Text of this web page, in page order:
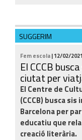
SUGGERIM
Fem escola| 12/02/2021
El CCCB
ciutat per
El Centre de
(CCCB) busca
Barcelona per
educatiu que
creació literària.